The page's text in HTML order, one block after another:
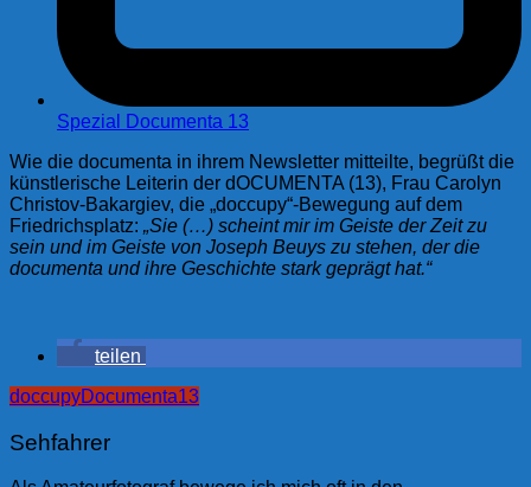
Spezial Documenta 13
Wie die documenta in ihrem Newsletter mitteilte, begrüßt die
künstlerische Leiterin der dOCUMENTA (13), Frau Carolyn
Christov-Bakargiev, die „doccupy“-Bewegung auf dem
Friedrichsplatz: „Sie (…) scheint mir im Geiste der Zeit zu
sein und im Geiste von Joseph Beuys zu stehen, der die
documenta und ihre Geschichte stark geprägt hat.“
teilen
doccupyDocumenta13
Sehfahrer